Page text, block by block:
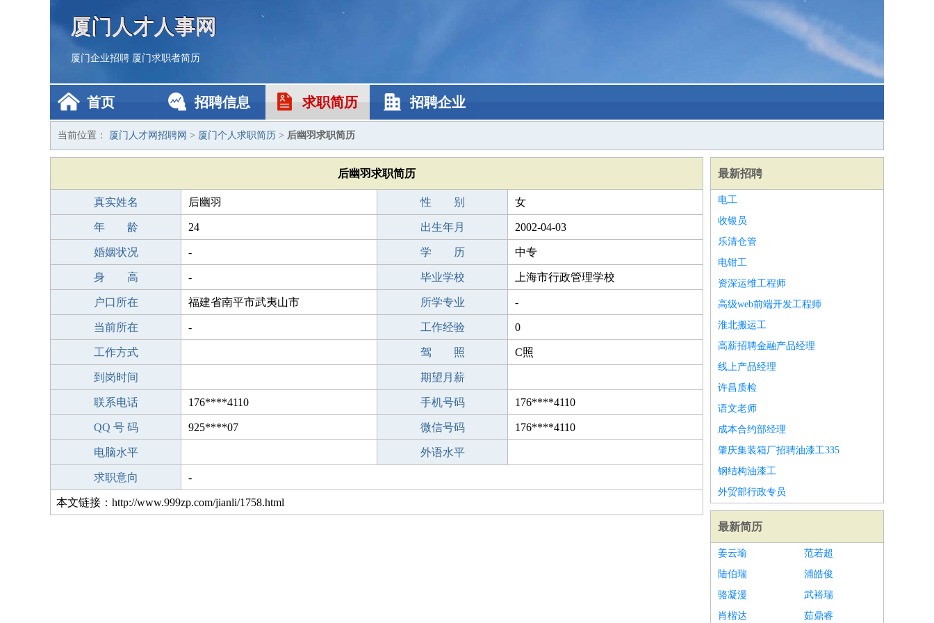
厦门人才人事网
厦门企业招聘 厦门求职者简历
首页 招聘信息 求职简历 招聘企业
当前位置： 厦门人才网招聘网 > 厦门个人求职简历 > 后幽羽求职简历
后幽羽求职简历
真实姓名 后幽羽 性 别 女
年 龄 24 出生年月 2002-04-03
婚姻状况 - 学 历 中专
身 高 - 毕业学校 上海市行政管理学校
户口所在 福建省南平市武夷山市 所学专业 -
当前所在 - 工作经验 0
工作方式 驾 照 C照
到岗时间 期望月薪
联系电话 176****4110 手机号码 176****4110
QQ 号 码 925****07 微信号码 176****4110
电脑水平 外语水平
求职意向 -
本文链接：http://www.999zp.com/jianli/1758.html
最新招聘
电工
收银员
乐清仓管
电钳工
资深运维工程师
高级web前端开发工程师
淮北搬运工
高薪招聘金融产品经理
线上产品经理
许昌质检
语文老师
成本合约部经理
肇庆集装箱厂招聘油漆工335
钢结构油漆工
外贸部行政专员
最新简历
姜云瑜
范若超
陆伯瑞
浦皓俊
骆凝漫
武裕瑞
肖楷达
茹鼎睿